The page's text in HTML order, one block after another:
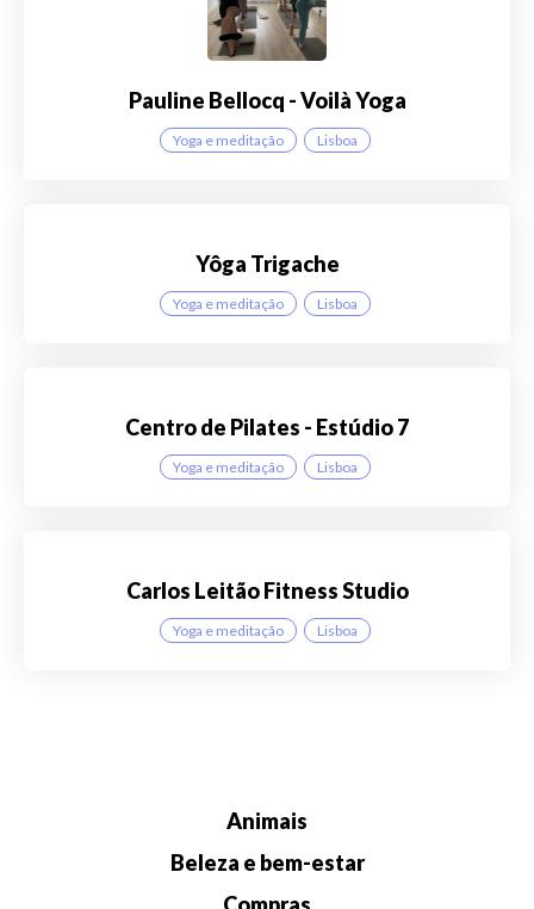
Pauline Bellocq - Voilà Yoga
Yoga e meditação Lisboa
Yôga Trigache
Yoga e meditação Lisboa
Centro de Pilates - Estúdio 7
Yoga e meditação Lisboa
Carlos Leitão Fitness Studio
Yoga e meditação Lisboa
Animais
Beleza e bem-estar